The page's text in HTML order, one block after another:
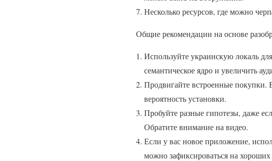
Несколько ресурсов, где можно
Общие рекомендации на основе
Используйте украинскую локаль
семантическое ядро и увеличить
Продвигайте встроенные покупки.
вероятность установки.
Пробуйте разные гипотезы, даже
Обратите внимание на видео.
Если у вас новое приложение,
можно зафиксироваться на